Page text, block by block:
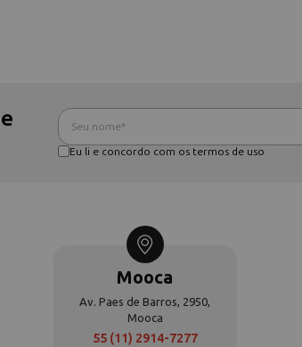
Eu li e concordo com os termos de uso
Mooca
Av. Paes de Barros, 2950,
Mooca
55 (11) 2914-7277